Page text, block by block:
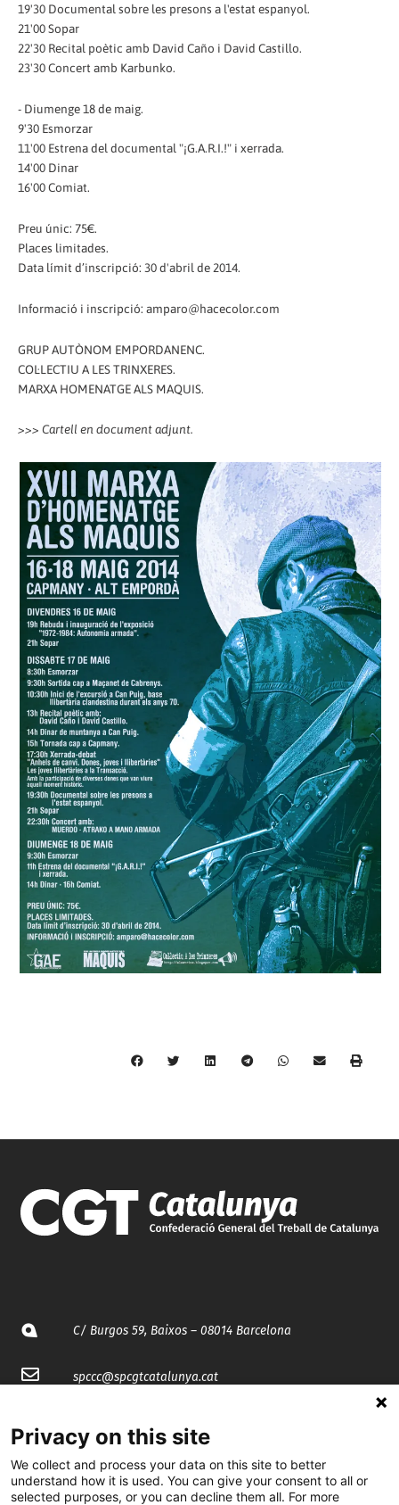
19'30 Documental sobre les presons a l'estat espanyol.
21'00 Sopar
22'30 Recital poètic amb David Caño i David Castillo.
23'30 Concert amb Karbunko.
- Diumenge 18 de maig.
9'30 Esmorzar
11'00 Estrena del documental "¡G.A.R.I.!" i xerrada.
14'00 Dinar
16'00 Comiat.
Preu únic: 75€.
Places limitades.
Data límit d’inscripció: 30 d'abril de 2014.
Informació i inscripció: amparo@hacecolor.com
GRUP AUTÒNOM EMPORDANENC.
COL·LECTIU A LES TRINXERES.
MARXA HOMENATGE ALS MAQUIS.
>>> Cartell en document adjunt.
C/ Burgos 59, Baixos – 08014 Barcelona
spccc@spcgtcatalunya.cat
@CGTCatalunya
Privacy on this site
We collect and process your data on this site to better
understand how it is used. You can give your consent to all or
selected purposes, or you can decline them all. For more